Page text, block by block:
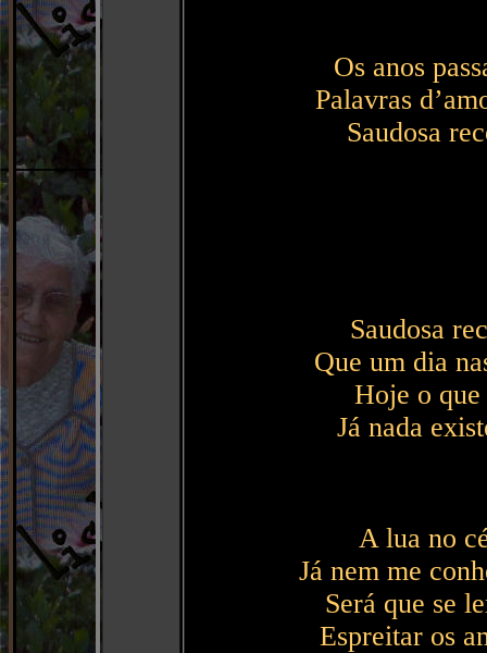
Os anos
Palavras
Saudosa
Saudosa
Que um dia
Hoje o que
Já nada
A lua no
Já nem me
Será que se
Espreitar os